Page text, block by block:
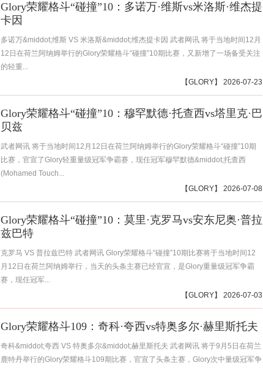
Glory荣耀格斗“碰撞”10：多诺万·维斯vs米洛斯·维杰提
卡因
多诺万&middot;维斯 VS 米洛斯&middot;维杰提卡因 武者网讯 将于当地时间12月
12日在荷兰阿纳姆举行的Glory荣耀格斗“碰撞”10期比赛，又新增了一场备受关注
的轻重...
【GLORY】 2026-07-23
Glory荣耀格斗“碰撞”10：穆罕默德·托查西vs塔里克·巴
贝兹
武者网讯 将于当地时间12月12日在荷兰阿纳姆举行的Glory荣耀格斗“碰撞”10期
比赛，官宣了Glory轻重量级冠军争霸赛，现任冠军穆罕默德&middot;托查西
(Mohamed Touch...
【GLORY】 2026-07-08
Glory荣耀格斗“碰撞”10：莫里·克罗马vs安东尼奥·普拉
兹巴特
克罗马 VS 普拉兹巴特 武者网讯 Glory荣耀格斗“碰撞”10期比赛将于当地时间12
月12日在荷兰阿纳姆举行，当天的头条主赛已经官宣，是Glory重量级冠军争霸
赛，现任冠军...
【GLORY】 2026-07-03
Glory荣耀格斗109：奇科·夸西vs特奥多尔·赫里斯托夫
奇科&middot;夸西 VS 特奥多尔&middot;赫里斯托夫 武者网讯 将于9月5日在荷兰
鹿特丹举行的Glory荣耀格斗109期比赛，官宣了头条主赛，Glory次中量级冠军争